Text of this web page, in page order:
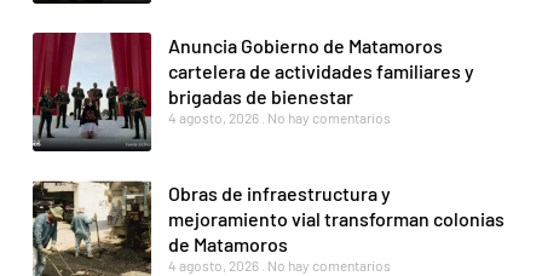
Anuncia Gobierno de Matamoros
cartelera de actividades familiares y
brigadas de bienestar
4 agosto, 2026 No hay comentarios
Obras de infraestructura y
mejoramiento vial transforman colonias
de Matamoros
4 agosto, 2026 No hay comentarios